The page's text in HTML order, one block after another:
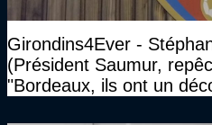
Girondins4Ever -
(Président Saumur,
"Bordeaux, ils ont un